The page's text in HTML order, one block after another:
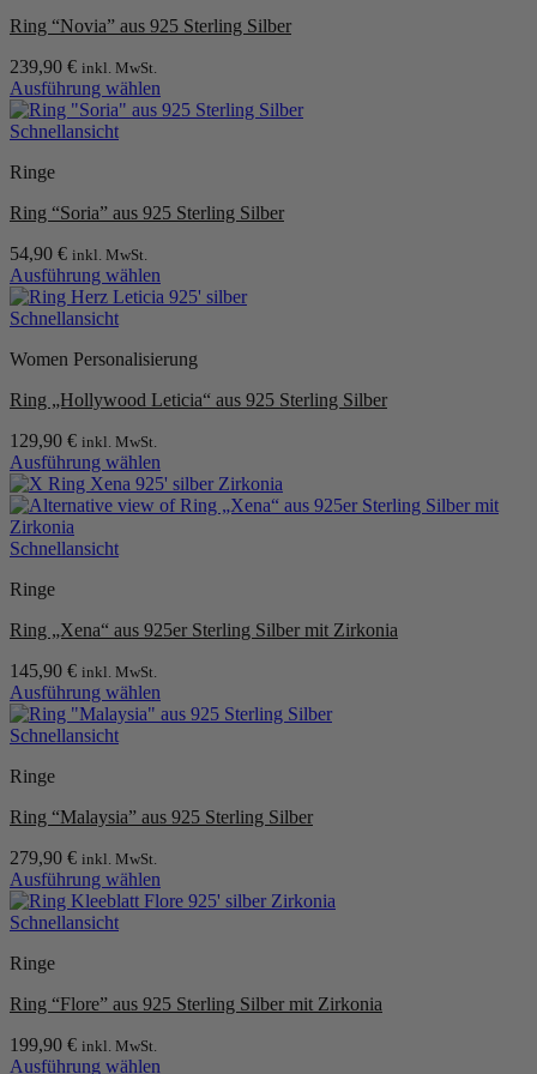
werden
auf.
Optionen
können
auf
der
gewählt
werden
Ring “Novia” aus 925 Sterling Silber
239,90 € inkl. MwSt.
Ausführung wählen
Dieses
Produkt
mehrere
auf.
Optionen
können
auf
der
gewählt
werden
Schnellansicht
Ringe
Ring “Soria” aus 925 Sterling Silber
54,90 € inkl. MwSt.
Ausführung wählen
Dieses
Produkt
mehrere
auf.
Optionen
können
auf
der
Produktseite
gewählt
Schnellansicht
Women Personalisierung
Ring „Hollywood Leticia“ aus 925 Sterling Silber
129,90 € inkl. MwSt.
Ausführung wählen
Dieses
Produkt
weist
mehrere
auf.
Optionen
auf
der
Produktseite
gewählt
Schnellansicht
Ringe
Ring „Xena“ aus 925er Sterling Silber mit Zirkonia
145,90 € inkl. MwSt.
Ausführung wählen
Dieses
Produkt
mehrere
auf.
Optionen
können
auf
der
gewählt
werden
Schnellansicht
Ringe
Ring “Malaysia” aus 925 Sterling Silber
279,90 € inkl. MwSt.
Ausführung wählen
Dieses
Produkt
mehrere
auf.
Optionen
Schnellansicht
Ringe
Ring “Flore” aus 925 Sterling Silber mit Zirkonia
199,90 € inkl. MwSt.
Ausführung wählen